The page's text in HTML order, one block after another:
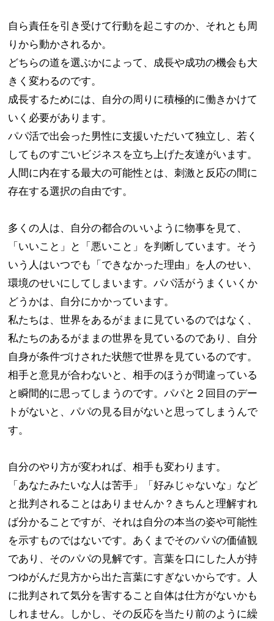
自ら責任を引き受けて行動を起こすのか、それとも周
りから動かされるか。​
どちらの道を選ぶかによって、成長や成功の機会も大
きく変わるのです。​
成長するためには、自分の周りに積極的に働きかけて
いく必要があります。
パパ活で出会った男性に支援いただいて独立し、若く
してものすごいビジネスを立ち上げた友達がいます。
人間に内在する最大の可能性とは、刺激と反応の間に
存在する選択の自由です。
多くの人は、自分の都合のいいように物事を見て、
「いいこと」と「悪いこと」を判断しています。​そう
いう人はいつでも「できなかった理由」を人のせい、
環境のせいにしてしまいます。パパ活がうまくいくか
どうかは、自分にかかっています。​
私たちは、世界をあるがままに見ているのではなく、
私たちのあるがままの世界を見ているのであり、自分
自身が条件づけされた状態で世界を見ているのです。​
相手と意見が合わないと、相手のほうが間違っている
と瞬間的に思ってしまうのです。パパと２回目のデー
トがないと、パパの見る目がないと思ってしまうんで
す。
自分のやり方が変われば、相手も変わります。​
「あなたみたいな人は苦手」「好みじゃないな」など
と批判されることはありませんか？きちんと理解すれ
ば分かることですが、それは自分の本当の姿や可能性
を示すものではないです。あくまでそのパパの価値観
であり、そのパパの見解です。言葉を口にした人が持
つゆがんだ見方から出た言葉にすぎないからです。人
に批判されて気分を害すること自体は仕方がないかも
しれません。しかし、その反応を当たり前のように繰